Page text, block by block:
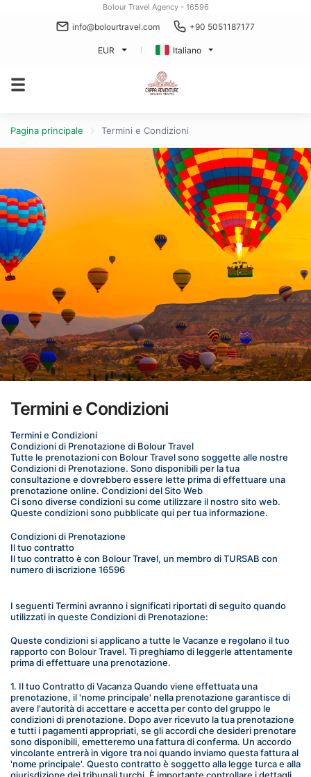
Bolour Travel Agency - 16596
info@bolourtravel.com +90 5051187177
EUR Italiano
Pagina principale Termini e Condizioni
Termini e Condizioni
Termini e Condizioni
Condizioni di Prenotazione di Bolour Travel
Tutte le prenotazioni con Bolour Travel sono soggette alle nostre
Condizioni di Prenotazione. Sono disponibili per la tua
consultazione e dovrebbero essere lette prima di effettuare una
prenotazione online. Condizioni del Sito Web
Ci sono diverse condizioni su come utilizzare il nostro sito web.
Queste condizioni sono pubblicate qui per tua informazione.﻿
﻿Condizioni di Prenotazione
Il tuo contratto
Il tuo contratto è con Bolour Travel, un membro di TURSAB con
numero di iscrizione 16596
I seguenti Termini avranno i significati riportati di seguito quando
utilizzati in queste Condizioni di Prenotazione:﻿
Queste condizioni si applicano a tutte le Vacanze e regolano il tuo
rapporto con Bolour Travel. Ti preghiamo di leggerle attentamente
prima di effettuare una prenotazione.
1. Il tuo Contratto di Vacanza Quando viene effettuata una
prenotazione, il 'nome principale' nella prenotazione garantisce di
avere l'autorità di accettare e accetta per conto del gruppo le
condizioni di prenotazione. Dopo aver ricevuto la tua prenotazione
e tutti i pagamenti appropriati, se gli accordi che desideri prenotare
sono disponibili, emetteremo una fattura di conferma. Un accordo
vincolante entrerà in vigore tra noi quando inviamo questa fattura al
'nome principale'. Questo contratto è soggetto alla legge turca e alla